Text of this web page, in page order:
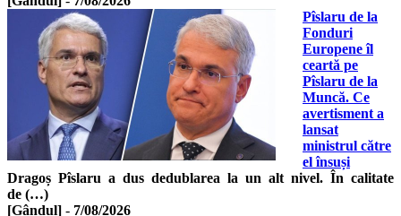
Pîslaru de la
Fonduri
Europene îl
ceartă pe
Pîslaru de la
Muncă. Ce
avertisment a
lansat
ministrul către
el însuși
Dragoș Pîslaru a dus dedublarea la un alt nivel. În calitate
de (…)
[Gândul] - 7/08/2026